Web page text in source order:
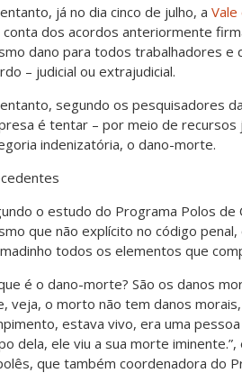
já no dia cinco de julho, a
dos acordos anteriormente
dano para todos trabalhadores e
– judicial ou extrajudicial.
segundo os pesquisadores
é tentar – por meio de recursos
indenizatória, o dano-morte.
o estudo do Programa Polos de
que não explícito no código
todos os elementos que
é o dano-morte? São os danos
veja, o morto não tem danos
estava vivo, era uma
dela, ele viu a sua morte
que também coordenadora do